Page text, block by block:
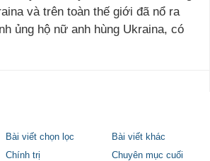
và trên toàn thế giới đã nổ ra
ủng hộ nữ anh hùng Ukraina, có
Bài viết chọn lọc
Bài viết khác
Chính trị
Chuyên mục cuối